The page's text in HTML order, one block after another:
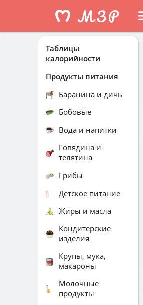
Таблицы
калорийности
Продукты питания
Баранина и дичь
Бобовые
Вода и напитки
Говядина и
телятина
Грибы
Детское питание
Жиры и масла
Кондитерские
изделия
Крупы, мука,
макароны
Молочные
продукты